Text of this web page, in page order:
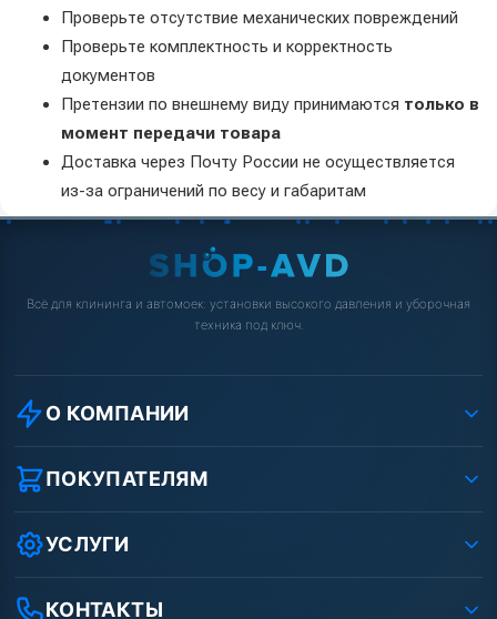
Проверьте отсутствие механических повреждений
Проверьте комплектность и корректность
документов
Претензии по внешнему виду принимаются только в
момент передачи товара
Доставка через Почту России не осуществляется
из-за ограничений по весу и габаритам
Всё для клининга и автомоек: установки высокого давления и уборочная
техника под ключ.
О КОМПАНИИ
О компании
Реквизиты ООО «Шоп АВД»
Защита данных клиента
Условия соглашения
Вакансии
ПОКУПАТЕЛЯМ
Как заказать?
Оплата
Доставка
УСЛУГИ
Ремонт АВД
Сертификаты
КОНТАКТЫ